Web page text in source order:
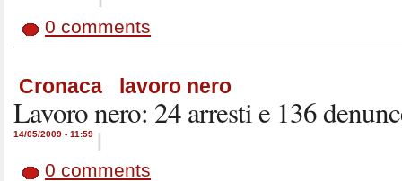
0 comments
Cronaca lavoro nero
Lavoro nero: 24 arresti e 136
14/05/2009 - 11:59 |
0 comments